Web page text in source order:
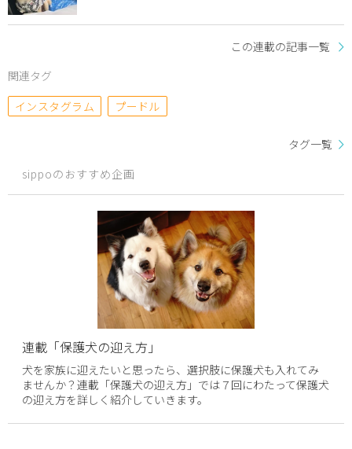
この連載の記事一覧
関連タグ
インスタグラム
プードル
タグ一覧
sippoのおすすめ企画
連載「保護犬の迎え方」
犬を家族に迎えたいと思ったら、選択肢に保護犬も入れてみ
ませんか？連載「保護犬の迎え方」では７回にわたって保護犬
の迎え方を詳しく紹介していきます。